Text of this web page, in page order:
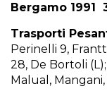
Bergamo 1991
Trasporti
Perinelli 9,
28, De Bortoli
Malual,